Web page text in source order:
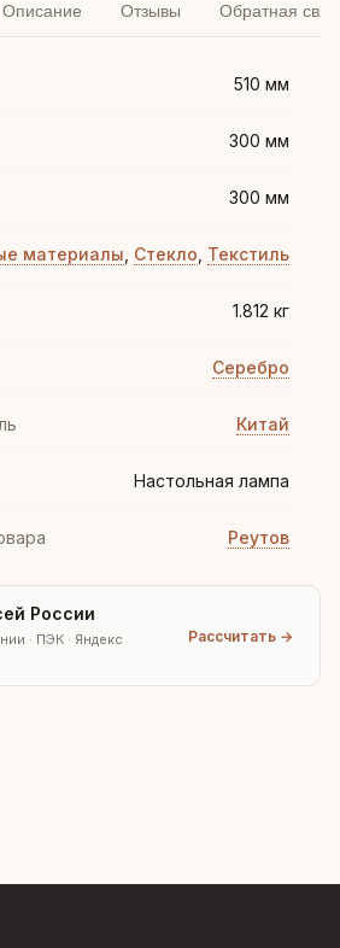
Описание Отзывы Обратная
510 мм
300 мм
300 мм
материалы Стекло Текстиль
1.812 кг
Серебро
Китай
Настольная лампа
Реутов
России
· ПЭК · Яндекс
Рассчитать →